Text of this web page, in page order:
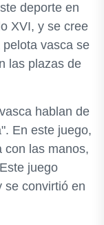
deporte en
XVI, y se cree
vasca se
las plazas de
hablan de
En este juego,
con las manos,
juego
se convirtió en